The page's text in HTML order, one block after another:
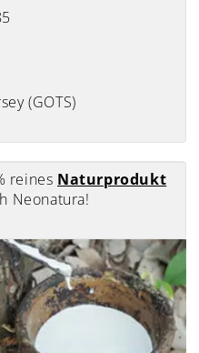
(GOTS)
reines Naturprodukt
Neonatura!